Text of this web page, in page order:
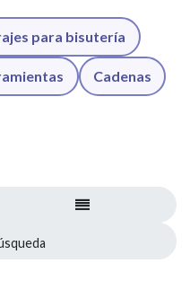
para bisutería
Cadenas